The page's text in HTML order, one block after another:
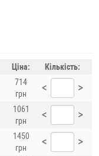
Ціна: Кількість:
714
грн
< >
1061
грн
< >
1450
грн
< >